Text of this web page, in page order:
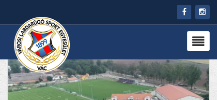
HÍREK
RÓLUNK
CSAPATOK